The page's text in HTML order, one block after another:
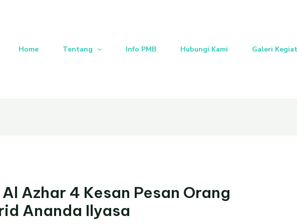
Home Tentang Info PMB Hubungi Kami Galeri
Azhar 4 Kesan Pesan Orang
Ananda Ilyasa